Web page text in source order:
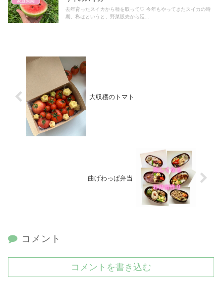
家庭菜園
去年育ったスイカから種を取って♡ 今年もやってきたスイカの時
期。私はというと、野菜販売から延...
大収穫のトマト
曲げわっぱ弁当
コメント
コメントを書き込む